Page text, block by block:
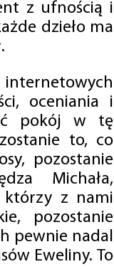
z ufnością i
dzieło ma
internetowych
oceniania i
pokój w tę
to, co
pozostanie
Michała,
którzy z nami
pozostanie
pewnie nadal
Eweliny. To